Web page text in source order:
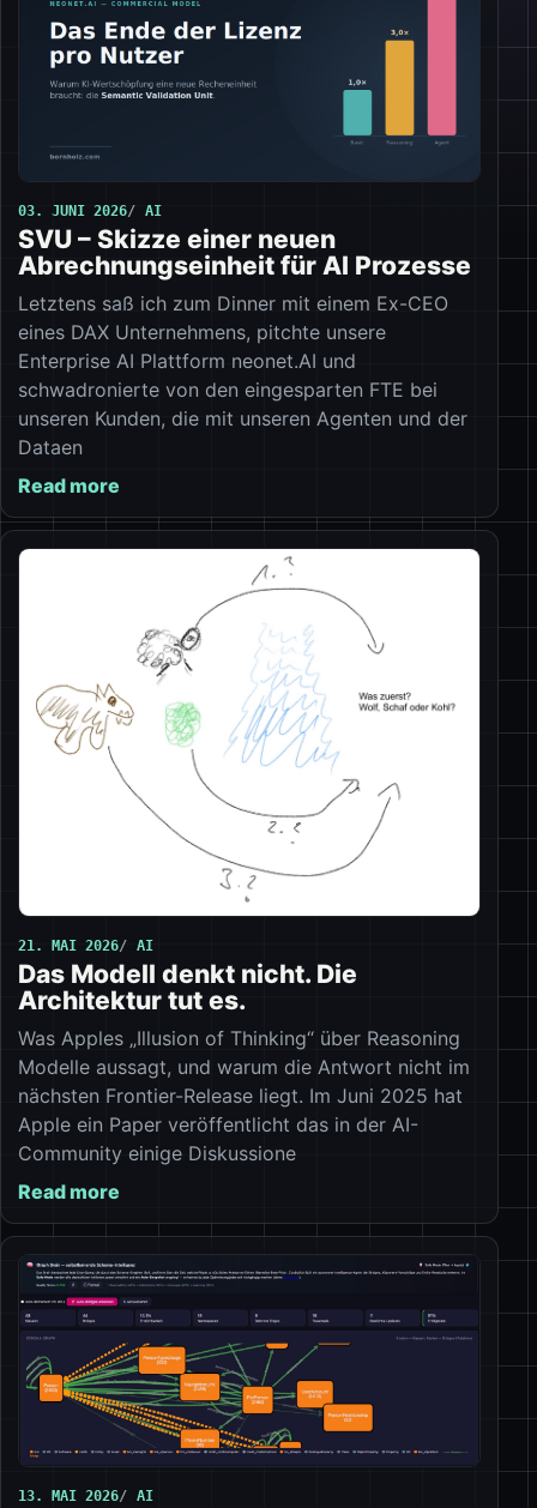
03. JUNI 2026 AI
SVU – Skizze einer neuen
Abrechnungseinheit für AI Prozesse
Letztens saß ich zum Dinner mit einem Ex-CEO
eines DAX Unternehmens, pitchte unsere
Enterprise AI Plattform neonet.AI und
schwadronierte von den eingesparten FTE bei
unseren Kunden, die mit unseren Agenten und der
Dataen
Read more
21. MAI 2026 AI
Das Modell denkt nicht. Die
Architektur tut es.
Was Apples „Illusion of Thinking“ über Reasoning
Modelle aussagt, und warum die Antwort nicht im
nächsten Frontier-Release liegt. Im Juni 2025 hat
Apple ein Paper veröffentlicht das in der AI-
Community einige Diskussione
Read more
13. MAI 2026 AI